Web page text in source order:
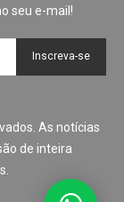
seu e-mail!
Inscreva-se
As notícias
de inteira